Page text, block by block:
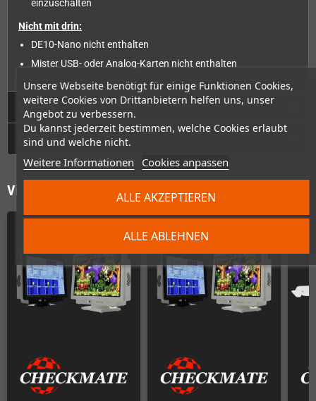
Unsere Webseite benötigt für einige Funktionen Cookies,
weitere Cookies von Drittanbietern helfen uns, unser
Angebot zu verbessern.
Du kannst jederzeit bestimmen, welche Cookies erlaubt
sind und welche nicht.
Weitere Informationen Cookies anpassen
ALLE ABLEHNEN
ALLE AKZEPTIEREN
einzuschalten
Nicht mit drin:
DE10-Nano nicht enthalten
Mister USB- oder Analog-Karten nicht enthalten
Videos
GPSR
Vielleicht wäre das auch was für Dich